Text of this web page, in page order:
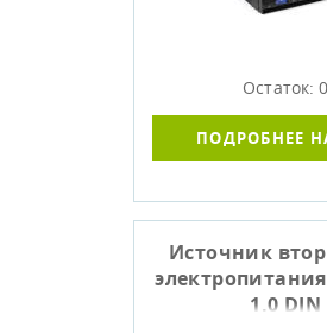
Остаток: 0
ПОДРОБНЕЕ
Источник
электропитания
1.0 DIN